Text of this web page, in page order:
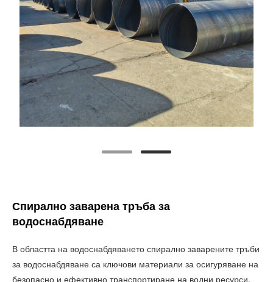
Спирално заварена тръба за
водоснабдяване
В областта на водоснабдяването спирално заварените тръби
за водоснабдяване са ключови материали за осигуряване на
безопасно и ефективно транспортиране на водни ресурси.